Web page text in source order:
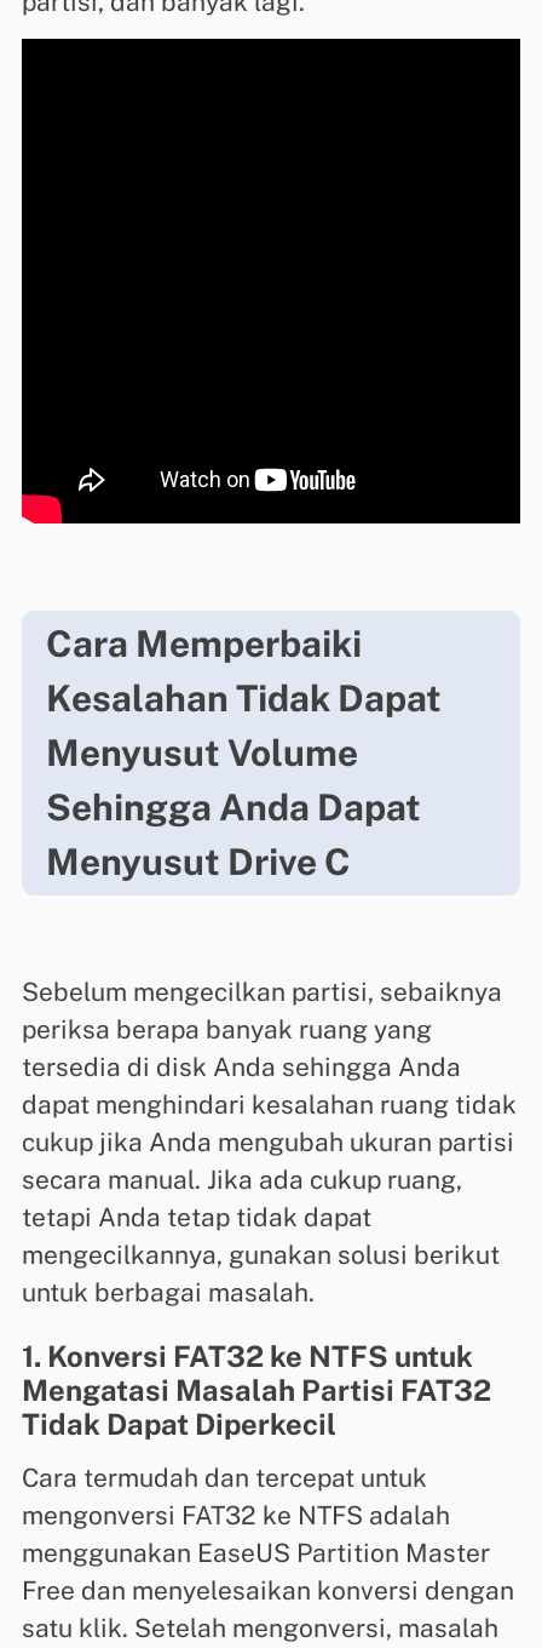
Cara Memperbaiki
Kesalahan Tidak Dapat
Menyusut Volume
Sehingga Anda Dapat
Menyusut Drive C
Sebelum mengecilkan partisi, sebaiknya
periksa berapa banyak ruang yang
tersedia di disk Anda sehingga Anda
dapat menghindari kesalahan ruang tidak
cukup jika Anda mengubah ukuran partisi
secara manual. Jika ada cukup ruang,
tetapi Anda tetap tidak dapat
mengecilkannya, gunakan solusi berikut
untuk berbagai masalah.
1. Konversi FAT32 ke NTFS untuk
Mengatasi Masalah Partisi FAT32
Tidak Dapat Diperkecil
Cara termudah dan tercepat untuk
mengonversi FAT32 ke NTFS adalah
menggunakan EaseUS Partition Master
Free dan menyelesaikan konversi dengan
satu klik. Setelah mengonversi, masalah